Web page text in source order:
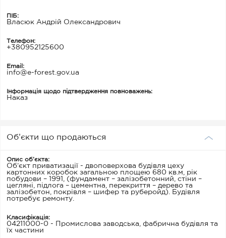
ПІБ:
Власюк Андрій Олександрович
Телефон:
+380952125600
Email:
info@e-forest.gov.ua
Інформація щодо підтвердження повноважень:
Наказ
Об’єкти що продаються
Опис об’єкта:
Об’єкт приватизації - двоповерхова будівля цеху
картонних коробок загальною площею 680 кв.м, рік
побудови – 1991, (фундамент – залізобетонний, стіни –
цегляні, підлога – цементна, перекриття – дерево та
залізобетон, покрівля – шифер та руберойд). Будівля
потребує ремонту.
Класифікація:
04211000-0 - Промислова заводська, фабрична будівля та
їх частини